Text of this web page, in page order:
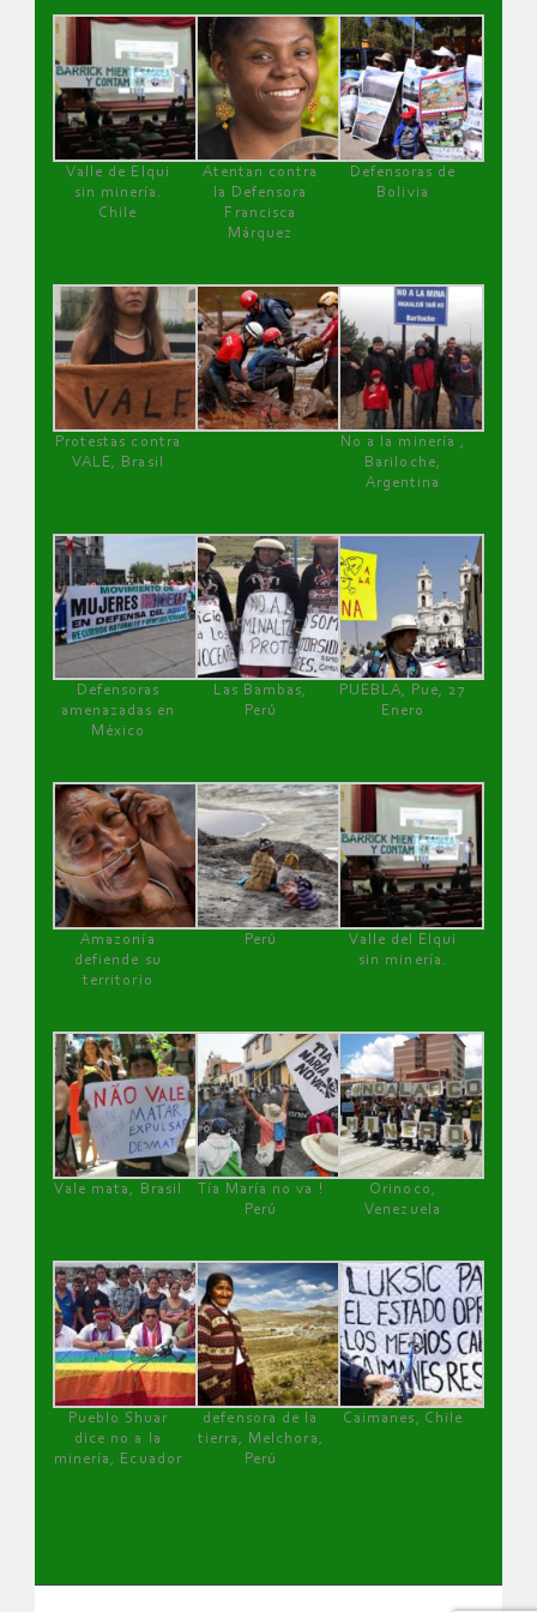
Valle de Elqui
sin minería.
Chile
Atentan contra
la Defensora
Francisca
Márquez
Defensoras de
Bolivia
Protestas contra
VALE, Brasil
No a la minería ,
Bariloche,
Argentina
Defensoras
amenazadas en
México
Las Bambas,
Perú
PUEBLA, Pue, 27
Enero
Amazonía
defiende su
territorio
Perú
Valle del Elqui
sin minería.
Vale mata, Brasil
Tía María no va !
Perú
Orinoco,
Venezuela
Pueblo Shuar
dice no a la
minería, Ecuador
defensora de la
tierra, Melchora,
Perú
Caimanes, Chile